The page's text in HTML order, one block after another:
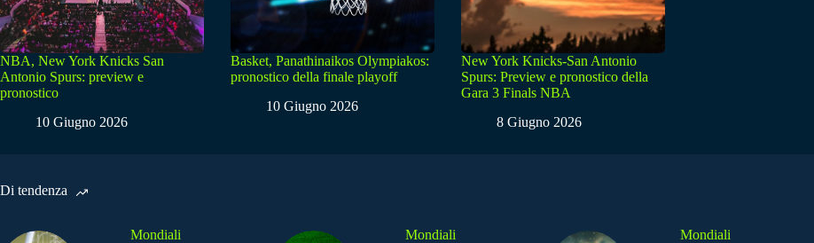
NBA, New York Knicks San
Antonio Spurs: preview e
pronostico
10 Giugno 2026
Basket, Panathinaikos Olympiakos:
pronostico della finale playoff
10 Giugno 2026
New York Knicks-San Antonio
Spurs: Preview e pronostico della
Gara 3 Finals NBA
8 Giugno 2026
Di tendenza
Mondiali Mondiali Mondiali